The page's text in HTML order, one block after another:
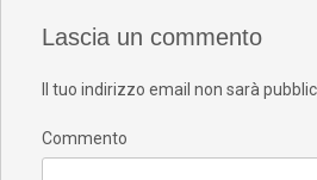
Lascia un commento
Il tuo indirizzo email non sarà
Commento